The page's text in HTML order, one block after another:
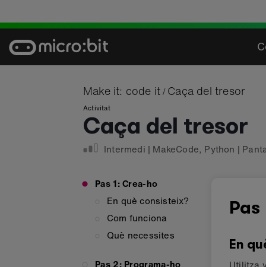
content
Make it: code it / Caça del tresor
Activitat
Caça del tresor
Intermedi | MakeCode, Python |
Pas 1: Crea-ho
En què consisteix?
Com funciona
Què necessites
Pas 2: Programa-ho
En